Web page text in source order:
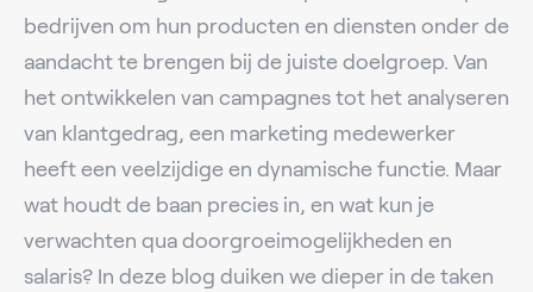
bedrijven om hun producten en diensten onder de
aandacht te brengen bij de juiste doelgroep. Van
het ontwikkelen van campagnes tot het analyseren
van klantgedrag, een marketing medewerker
heeft een veelzijdige en dynamische functie. Maar
wat houdt de baan precies in, en wat kun je
verwachten qua doorgroeimogelijkheden en
salaris? In deze blog duiken we dieper in de taken